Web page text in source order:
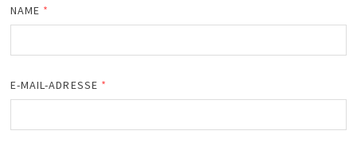
NAME *
E-MAIL-ADRESSE *